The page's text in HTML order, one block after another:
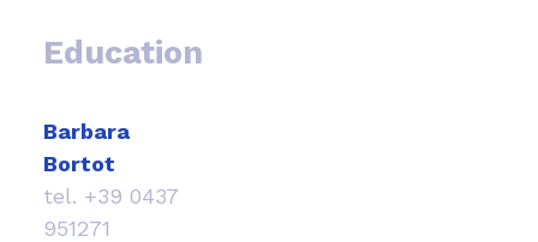
Education
Barbara
Bortot
tel. +39 0437
951271